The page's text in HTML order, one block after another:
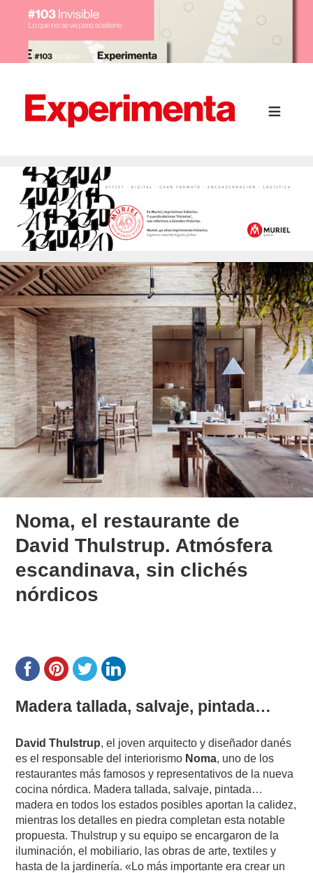
Noma, el restaurante de
David Thulstrup. Atmósfera
escandinava, sin clichés
nórdicos
Madera tallada, salvaje, pintada…
David Thulstrup, el joven arquitecto y diseñador danés
es el responsable del interiorismo Noma, uno de los
restaurantes más famosos y representativos de la nueva
cocina nórdica. Madera tallada, salvaje, pintada…
madera en todos los estados posibles aportan la calidez,
mientras los detalles en piedra completan esta notable
propuesta. Thulstrup y su equipo se encargaron de la
iluminación, el mobiliario, las obras de arte, textiles y
hasta de la jardinería. «Lo más importante era crear un